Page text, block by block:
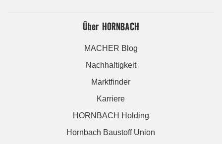
Über HORNBACH
MACHER Blog
Nachhaltigkeit
Marktfinder
Karriere
HORNBACH Holding
Hornbach Baustoff Union